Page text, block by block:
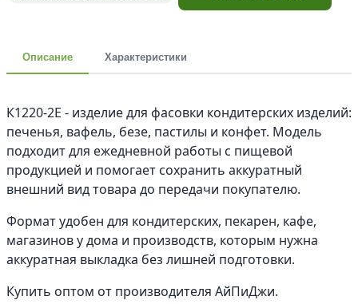
Описание Характеристики
К1220-2Е - изделие для фасовки кондитерских изделий:
печенья, вафель, безе, пастилы и конфет. Модель
подходит для ежедневной работы с пищевой
продукцией и помогает сохранить аккуратный
внешний вид товара до передачи покупателю.
Формат удобен для кондитерских, пекарен, кафе,
магазинов у дома и производств, которым нужна
аккуратная выкладка без лишней подготовки.
Купить оптом от производителя АйПиДжи.